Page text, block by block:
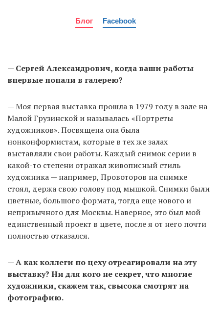
Блог Facebook
— Сергей Александрович, когда ваши работы
впервые попали в галерею?
— Моя первая выставка прошла в 1979 году в зале на
Малой Грузинской и называлась «Портреты
художников». Посвящена она была
нонконформистам, которые в тех же залах
выставляли свои работы. Каждый снимок серии в
какой-то степени отражал живописный стиль
художника — например, Провоторов на снимке
стоял, держа свою голову под мышкой. Снимки были
цветные, большого формата, тогда еще нового и
непривычного для Москвы. Наверное, это был мой
единственный проект в цвете, после я от него почти
полностью отказался.
— А как коллеги по цеху отреагировали на эту
выставку? Ни для кого не секрет, что многие
художники, скажем так, свысока смотрят на
фотографию.